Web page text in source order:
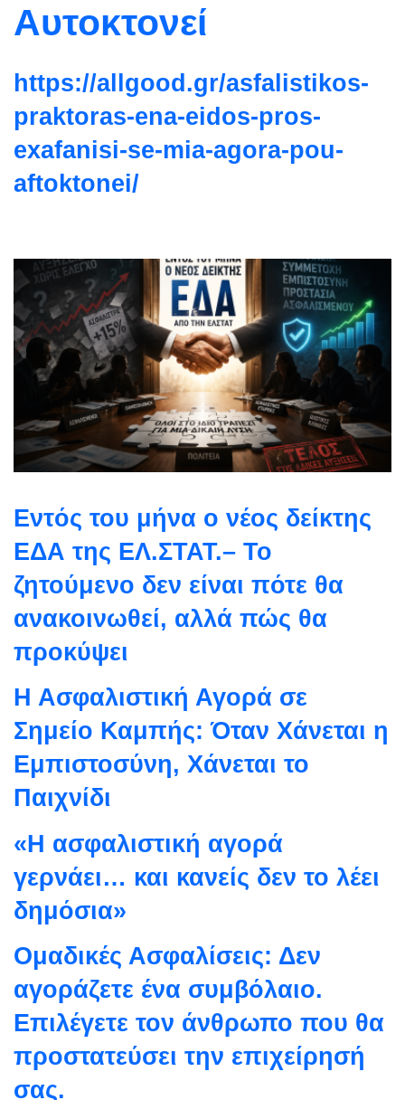
Αυτοκτονεί
https://allgood.gr/asfalistikos-
praktoras-ena-eidos-pros-
exafanisi-se-mia-agora-pou-
aftoktonei/
Εντός του μήνα ο νέος δείκτης
ΕΔΑ της ΕΛ.ΣΤΑΤ.– Το
ζητούμενο δεν είναι πότε θα
ανακοινωθεί, αλλά πώς θα
προκύψει
Η Ασφαλιστική Αγορά σε
Σημείο Καμπής: Όταν Χάνεται η
Εμπιστοσύνη, Χάνεται το
Παιχνίδι
«Η ασφαλιστική αγορά
γερνάει… και κανείς δεν το λέει
δημόσια»
Ομαδικές Ασφαλίσεις: Δεν
αγοράζετε ένα συμβόλαιο.
Επιλέγετε τον άνθρωπο που θα
προστατεύσει την επιχείρησή
σας.